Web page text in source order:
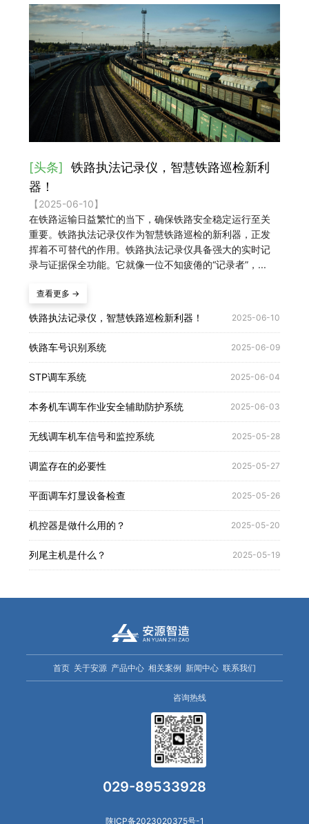
[头条]
铁路执法记录仪，智慧铁路巡检新利
器！
【2025-06-10】
在铁路运输日益繁忙的当下，确保铁路安全稳定运行至关
重要。铁路执法记录仪作为智慧铁路巡检的新利器，正发
挥着不可替代的作用。铁路执法记录仪具备强大的实时记
录与证据保全功能。它就像一位不知疲倦的“记录者”，...
查看更多 →
铁路执法记录仪，智慧铁路巡检新利器！ 2025-06-10
铁路车号识别系统 2025-06-09
STP调车系统 2025-06-04
本务机车调车作业安全辅助防护系统 2025-06-03
无线调车机车信号和监控系统 2025-05-28
调监存在的必要性 2025-05-27
平面调车灯显设备检查 2025-05-26
机控器是做什么用的？ 2025-05-20
列尾主机是什么？ 2025-05-19
首页 关于安源 产品中心 相关案例 新闻中心 联系我们
咨询热线
029-89533928
陕ICP备2023020375号-1